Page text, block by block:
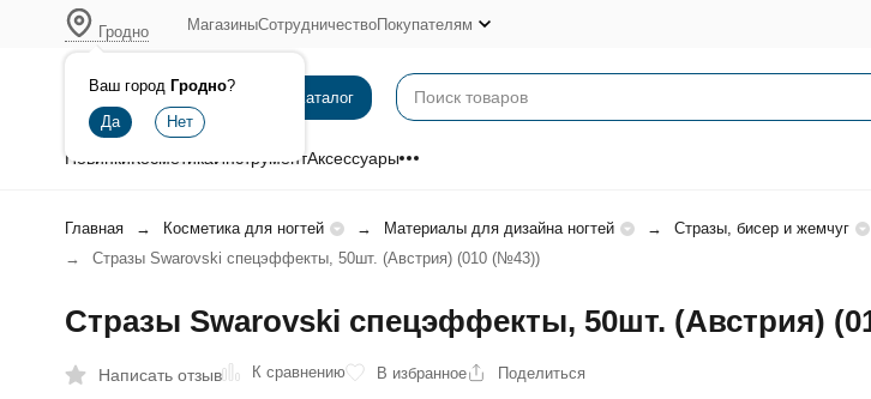
Гродно
Ваш город Гродно?
МагазиныСотрудничествоПокупателям
Каталог
НовинкиКосметикаИнструментАксессуары
Главная Косметика для ногтей Материалы для дизайна ногтей Стразы, бисер и жемчуг
Стразы Swarovski спецэффекты, 50шт. (Австрия) (010 (№43))
Стразы Swarovski спецэффекты, 50шт. (Австрия)
Написать отзыв К сравнению В избранное Поделиться